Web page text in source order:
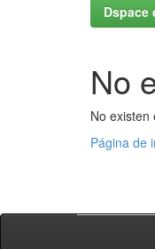
Dspace
No
No existen
Página de